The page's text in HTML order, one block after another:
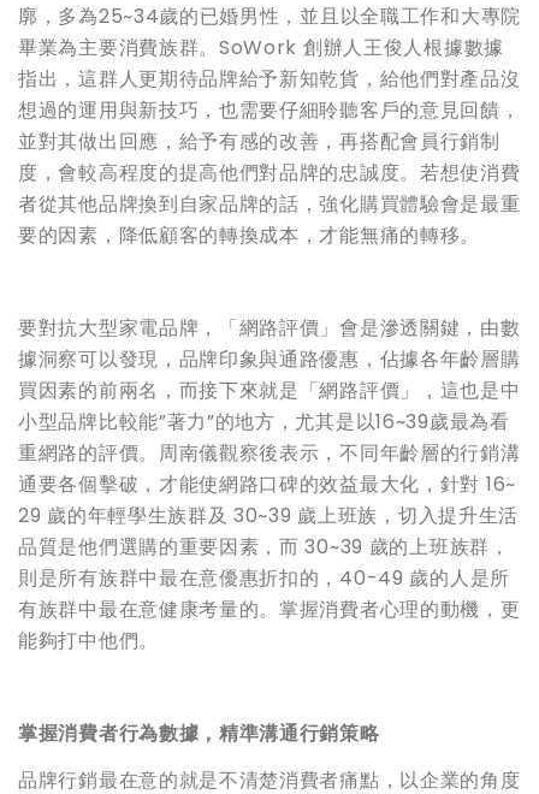
廓，多為25~34歲的已婚男性，並且以全職工作和大專院
畢業為主要消費族群。SoWork 創辦人王俊人根據數據
指出，這群人更期待品牌給予新知乾貨，給他們對產品沒
想過的運用與新技巧，也需要仔細聆聽客戶的意見回饋，
並對其做出回應，給予有感的改善，再搭配會員行銷制
度，會較高程度的提高他們對品牌的忠誠度。若想使消費
者從其他品牌換到自家品牌的話，強化購買體驗會是最重
要的因素，降低顧客的轉換成本，才能無痛的轉移。
要對抗大型家電品牌，「網路評價」會是滲透關鍵，由數
據洞察可以發現，品牌印象與通路優惠，佔據各年齡層購
買因素的前兩名，而接下來就是「網路評價」，這也是中
小型品牌比較能”著力”的地方，尤其是以16~39歲最為看
重網路的評價。周南儀觀察後表示，不同年齡層的行銷溝
通要各個擊破，才能使網路口碑的效益最大化，針對 16~
29 歲的年輕學生族群及 30~39 歲上班族，切入提升生活
品質是他們選購的重要因素，而 30~39 歲的上班族群，
則是所有族群中最在意優惠折扣的，40-49 歲的人是所
有族群中最在意健康考量的。掌握消費者心理的動機，更
能夠打中他們。
掌握消費者行為數據，精準溝通行銷策略
品牌行銷最在意的就是不清楚消費者痛點，以企業的角度